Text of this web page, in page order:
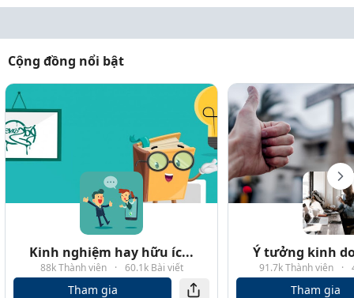
Cộng đồng nổi bật
Kinh nghiệm hay hữu íc...
88k Thành viên · 60.1k Bài viết
Tham gia
Ý tưởng kinh
91.7k Thành viên ·
Tham gia